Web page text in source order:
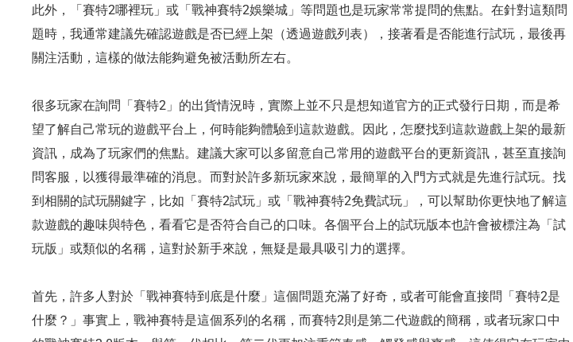
此外，「賽特2哪裡玩」或「戰神賽特2娛樂城」等問題也是玩家常常提問的焦點。在針對這類問
題時，我通常建議先確認遊戲是否已經上架（透過遊戲列表），接著看是否能進行試玩，最後再
關注活動，這樣的做法能夠避免被活動所左右。
很多玩家在詢問「賽特2」的出貨情況時，實際上並不只是想知道官方的正式發行日期，而是希
望了解自己常玩的遊戲平台上，何時能夠體驗到這款遊戲。因此，怎麼找到這款遊戲上架的最新
資訊，成為了玩家們的焦點。建議大家可以多留意自己常用的遊戲平台的更新資訊，甚至直接詢
問客服，以獲得最準確的消息。而對於許多新玩家來說，最簡單的入門方式就是先進行試玩。找
到相關的試玩關鍵字，比如「賽特2試玩」或「戰神賽特2免費試玩」，可以幫助你更快地了解這
款遊戲的趣味與特色，看看它是否符合自己的口味。各個平台上的試玩版本也許會被標注為「試
玩版」或類似的名稱，這對於新手來說，無疑是最具吸引力的選擇。
首先，許多人對於「戰神賽特到底是什麼」這個問題充滿了好奇，或者可能會直接問「賽特2是
什麼？」事實上，戰神賽特是這個系列的名稱，而賽特2則是第二代遊戲的簡稱，或者玩家口中